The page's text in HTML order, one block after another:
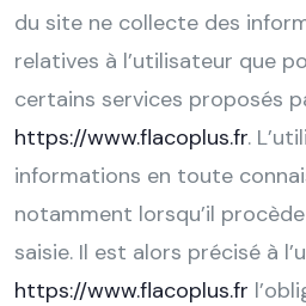
du site ne collecte des
relatives à l’utilisateur que
certains services proposés
https://www.flacoplus.fr.
informations en toute
notamment lorsqu’il
saisie. Il est alors précisé à
https://www.flacoplus.fr